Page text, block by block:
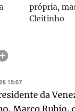
própria,
Cleitinho
15:07
da